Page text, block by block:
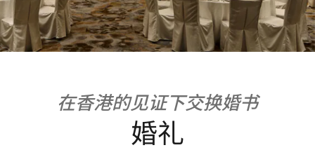
在香港的见证下交换婚书
婚礼